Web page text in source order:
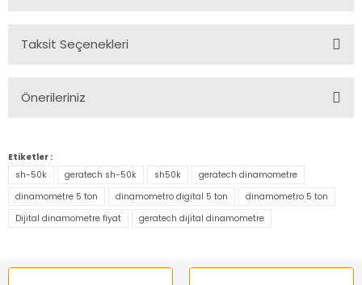
Taksit Seçenekleri
Önerileriniz
konularda yetersiz gördüğünüz noktaları öneri formunu
kullanarak tarafımıza iletebilirsiniz.
Görüş ve önerileriniz için teşekkür ederiz.
Ürün resmi kalitesiz, bozuk veya görüntülenemiyor.
Ürün bilgilerinde hatalar bulunuyor.
Etiketler :
sh-50k
geratech sh-50k sh50k
geratech dinamometre
dinamometre 5 ton
dinamometro digital 5 ton
dinamometro 5 ton
Dijital dinamometre fiyat
geratech dijital dinamometre